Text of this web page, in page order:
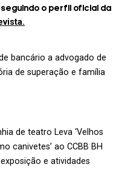
o perfil oficial da
bancário a advogado de
de superação e família
de teatro Leva ‘Velhos
canivetes’ ao CCBB BH
e atividades